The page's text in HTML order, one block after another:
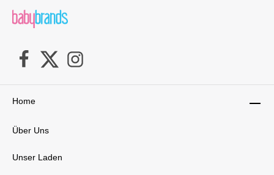
Home
Über Uns
Unser Laden